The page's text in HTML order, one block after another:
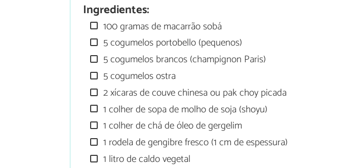
Ingredientes:
100 gramas de macarrão sobá
5 cogumelos portobello (pequenos)
5 cogumelos brancos (champignon Paris)
5 cogumelos ostra
2 xícaras de couve chinesa ou pak choy picada
1 colher de sopa de molho de soja (shoyu)
1 colher de chá de óleo de gergelim
1 rodela de gengibre fresco (1 cm de espessura)
1 litro de caldo vegetal